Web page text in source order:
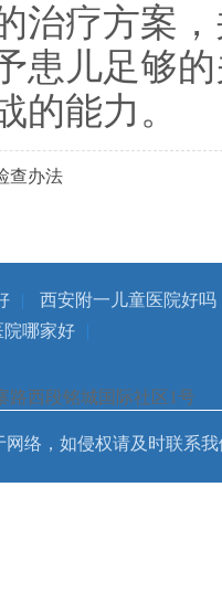
治疗方案
患儿足够
的能力。
查办法
|
西安附一儿童医院好吗
院哪家好 |
路西段铭城国际社区1号
络，如侵权请及时联系